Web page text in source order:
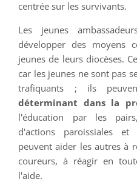
centrée sur les survivants.
Les jeunes
développer des moyens
jeunes de leurs diocèses.
car les jeunes ne sont pas
trafiquants ; ils
déterminant dans la
l'éducation par les
d'actions paroissiales
peuvent aider les autres à
coureurs, à réagir en
l'aide.